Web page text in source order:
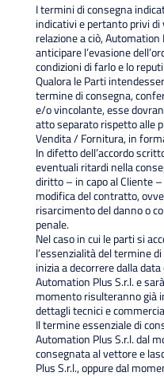
I termini di consegna
indicativi e pertanto privi
relazione a ciò,
anticipare l’evasione
condizioni di farlo e lo
Qualora le Parti
termine di consegna,
e/o vincolante, esse
atto separato rispetto alle
Vendita / Fornitura, in
In difetto dell’accordo
eventuali ritardi nella
diritto – in capo al Cliente
modifica del contratto,
risarcimento del danno o
penale.
Nel caso in cui le parti si
l’essenzialità del termine
inizia a decorrere dalla
Automation Plus S.r.l. e
momento risulteranno già
dettagli tecnici e
Il termine essenziale di
Automation Plus S.r.l. dal
consegnata al vettore e
Plus S.r.l., oppure dal